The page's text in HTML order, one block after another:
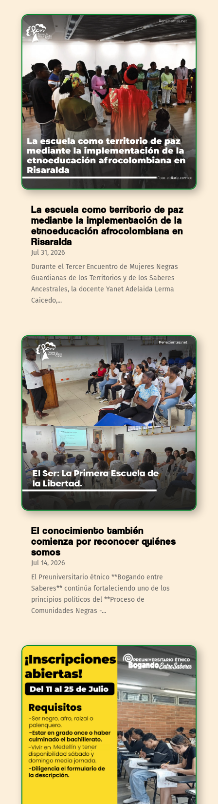
La escuela como territorio de paz
mediante la implementación de la
etnoeducación afrocolombiana en
Risaralda
Jul 31, 2026
Durante el Tercer Encuentro de Mujeres Negras
Guardianas de los Territorios y de los Saberes
Ancestrales, la docente Yanet Adelaida Lerma
Caicedo,...
El conocimiento también
comienza por reconocer quiénes
somos
Jul 14, 2026
El Preuniversitario étnico **Bogando entre
Saberes** continúa fortaleciendo uno de los
principios políticos del **Proceso de
Comunidades Negras -...